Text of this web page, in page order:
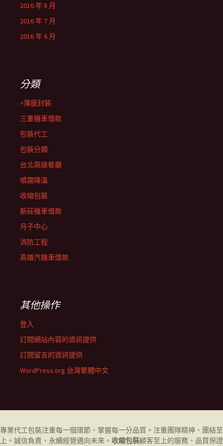
2016 年 8 月
2016 年 7 月
2016 年 6 月
分類
×薄膜封裝
三重機車借款
包裝代工
包裝分類
台北高級餐廳
噴霧降溫
收縮包裝
新莊機車借款
月子中心
消防工程
高雄汽機車借款
其他操作
登入
訂閱網站內容的資訊提供
訂閱留言的資訊提供
WordPress.org 台灣繁體中文
專業代工包裝注重每一個環節、掌握每一分品質。注重團隊精神、團結至
上。誠信負責、永續經營邁向未來。 收縮包裝顧客至上的服務、品質保證